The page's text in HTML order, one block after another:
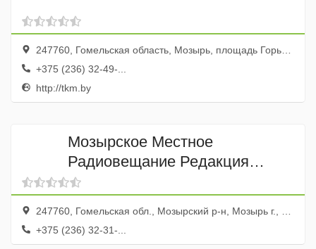
247760, Гомельская область, Мозырь, площадь Горького, 1
+375 (236) 32-49-...
http://tkm.by
Мозырское Местное
Радиовещание Редакция
Радиопрограммы Учреждение
247760, Гомельская обл., Мозырский р-н, Мозырь г., ул. Ленинская, 34
+375 (236) 32-31-...